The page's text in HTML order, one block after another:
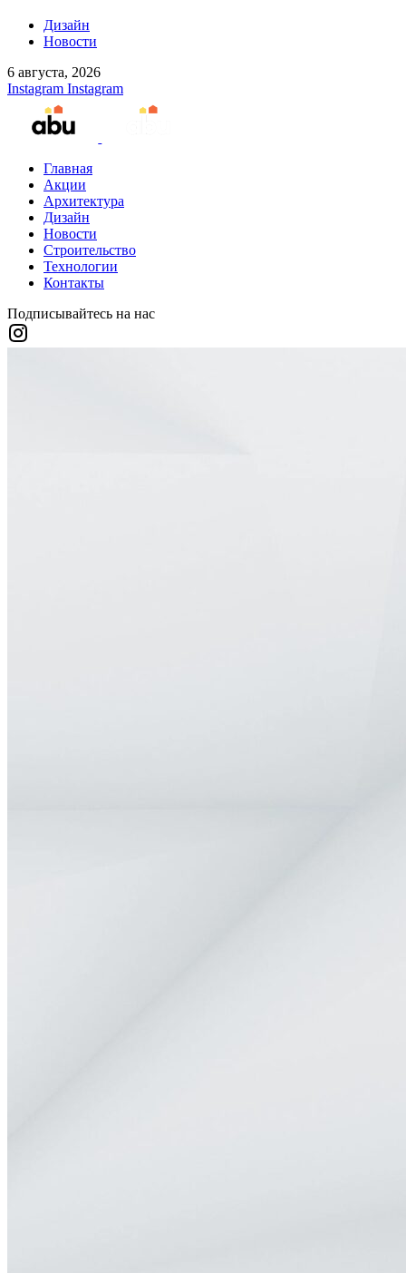
Дизайн
Новости
6 августа, 2026
Instagram Instagram
Главная
Акции
Архитектура
Дизайн
Новости
Строительство
Технологии
Контакты
Подписывайтесь на нас